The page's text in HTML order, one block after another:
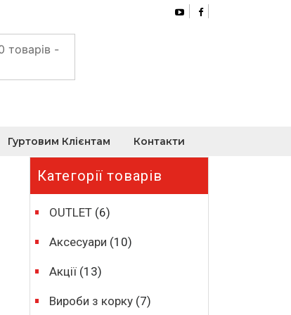
товарів -
Гуртовим Клієнтам Контакти
Категорії товарів
OUTLET (6)
Аксесуари (10)
Акції (13)
Вироби з корку (7)